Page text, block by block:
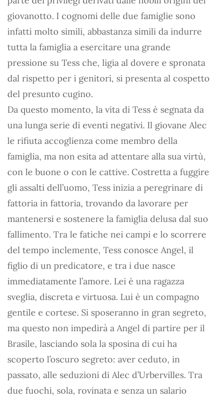
giovanotto. I cognomi delle due famiglie sono
infatti molto simili, abbastanza simili da indurre
tutta la famiglia a esercitare una grande
pressione su Tess che, ligia al dovere e spronata
dal rispetto per i genitori, si presenta al cospetto
del presunto cugino.
Da questo momento, la vita di Tess è segnata da
una lunga serie di eventi negativi. Il giovane Alec
le rifiuta accoglienza come membro della
famiglia, ma non esita ad attentare alla sua virtù,
con le buone o con le cattive. Costretta a fuggire
gli assalti dell’uomo, Tess inizia a peregrinare di
fattoria in fattoria, trovando da lavorare per
mantenersi e sostenere la famiglia delusa dal suo
fallimento. Tra le fatiche nei campi e lo scorrere
del tempo inclemente, Tess conosce Angel, il
figlio di un predicatore, e tra i due nasce
immediatamente l’amore. Lei è una ragazza
sveglia, discreta e virtuosa. Lui è un compagno
gentile e cortese. Si sposeranno in gran segreto,
ma questo non impedirà a Angel di partire per il
Brasile, lasciando sola la sposina di cui ha
scoperto l’oscuro segreto: aver ceduto, in
passato, alle seduzioni di Alec d’Urbervilles. Tra
due fuochi, sola, rovinata e senza un salario